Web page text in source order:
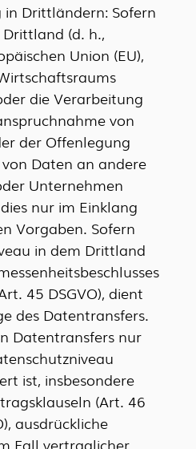
Drittländern: Sofern
(d. h.,
Union (EU),
die Verarbeitung
von
der Offenlegung
Daten an andere
Unternehmen
nur im Einklang
Vorgaben. Sofern
in dem Drittland
45 DSGVO), dient
des Datentransfers.
Datentransfers nur
ist, insbesondere
(Art. 46
ausdrückliche
Fall vertraglicher